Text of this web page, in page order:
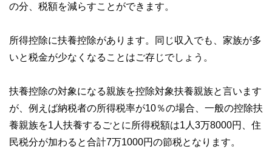
の分、税額を減らすことができます。
所得控除に扶養控除があります。同じ収入でも、家族が多
いと税金が少なくなることはご存じでしょう。
扶養控除の対象になる親族を控除対象扶養親族と言います
が、例えば納税者の所得税率が10％の場合、一般の控除扶
養親族を1人扶養するごとに所得税額は1人3万8000円、住
民税分が加わると合計7万1000円の節税となります。